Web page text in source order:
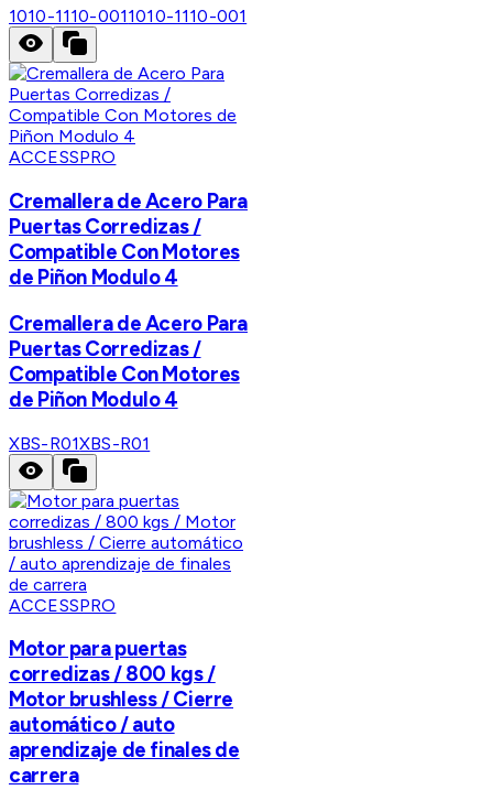
1010-1110-0011010-1110-001
ACCESSPRO
Cremallera de Acero Para
Puertas Corredizas /
Compatible Con Motores
de Piñon Modulo 4
Cremallera de Acero Para
Puertas Corredizas /
Compatible Con Motores
de Piñon Modulo 4
XBS-R01XBS-R01
ACCESSPRO
Motor para puertas
corredizas / 800 kgs /
Motor brushless / Cierre
automático / auto
aprendizaje de finales de
carrera